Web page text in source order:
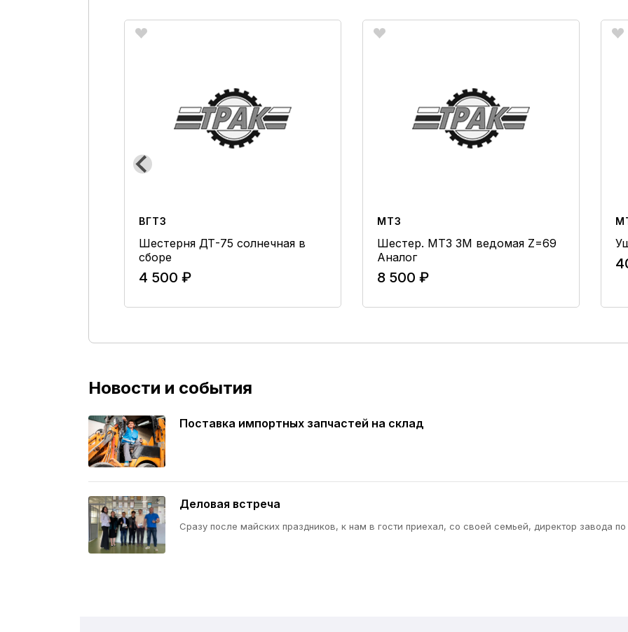
ВГТЗ
Шестерня ДТ-75 солнечная в
сборе
4 500 ₽
МТЗ
Шестер. МТЗ ЗМ ведомая Z=69
Аналог
8 500 ₽
Новости и события
Поставка импортных запчастей на склад
Деловая встреча
Сразу после майских праздников, к нам в гости приехал, со своей семьей, директор завода